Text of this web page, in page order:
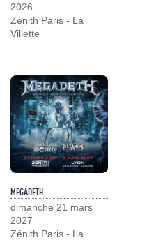
2026
Zénith Paris - La
Villette
MEGADETH
dimanche 21 mars
2027
Zénith Paris - La